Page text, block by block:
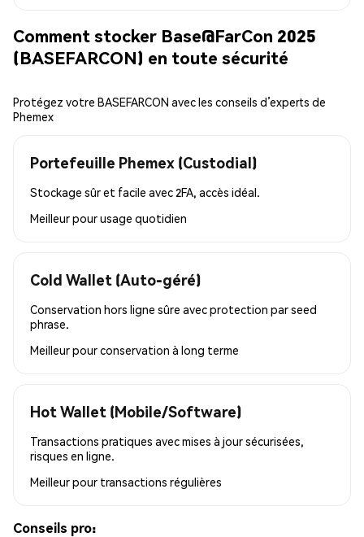
Comment stocker Base@FarCon 2025
(BASEFARCON) en toute sécurité
Protégez votre BASEFARCON avec les conseils d’experts de
Phemex
Portefeuille Phemex (Custodial)
Stockage sûr et facile avec 2FA, accès idéal.
Meilleur pourusage quotidien
Cold Wallet (Auto-géré)
Conservation hors ligne sûre avec protection par seed
phrase.
Meilleur pourconservation à long terme
Hot Wallet (Mobile/Software)
Transactions pratiques avec mises à jour sécurisées,
risques en ligne.
Meilleur pour transactions régulières
Conseils pro: